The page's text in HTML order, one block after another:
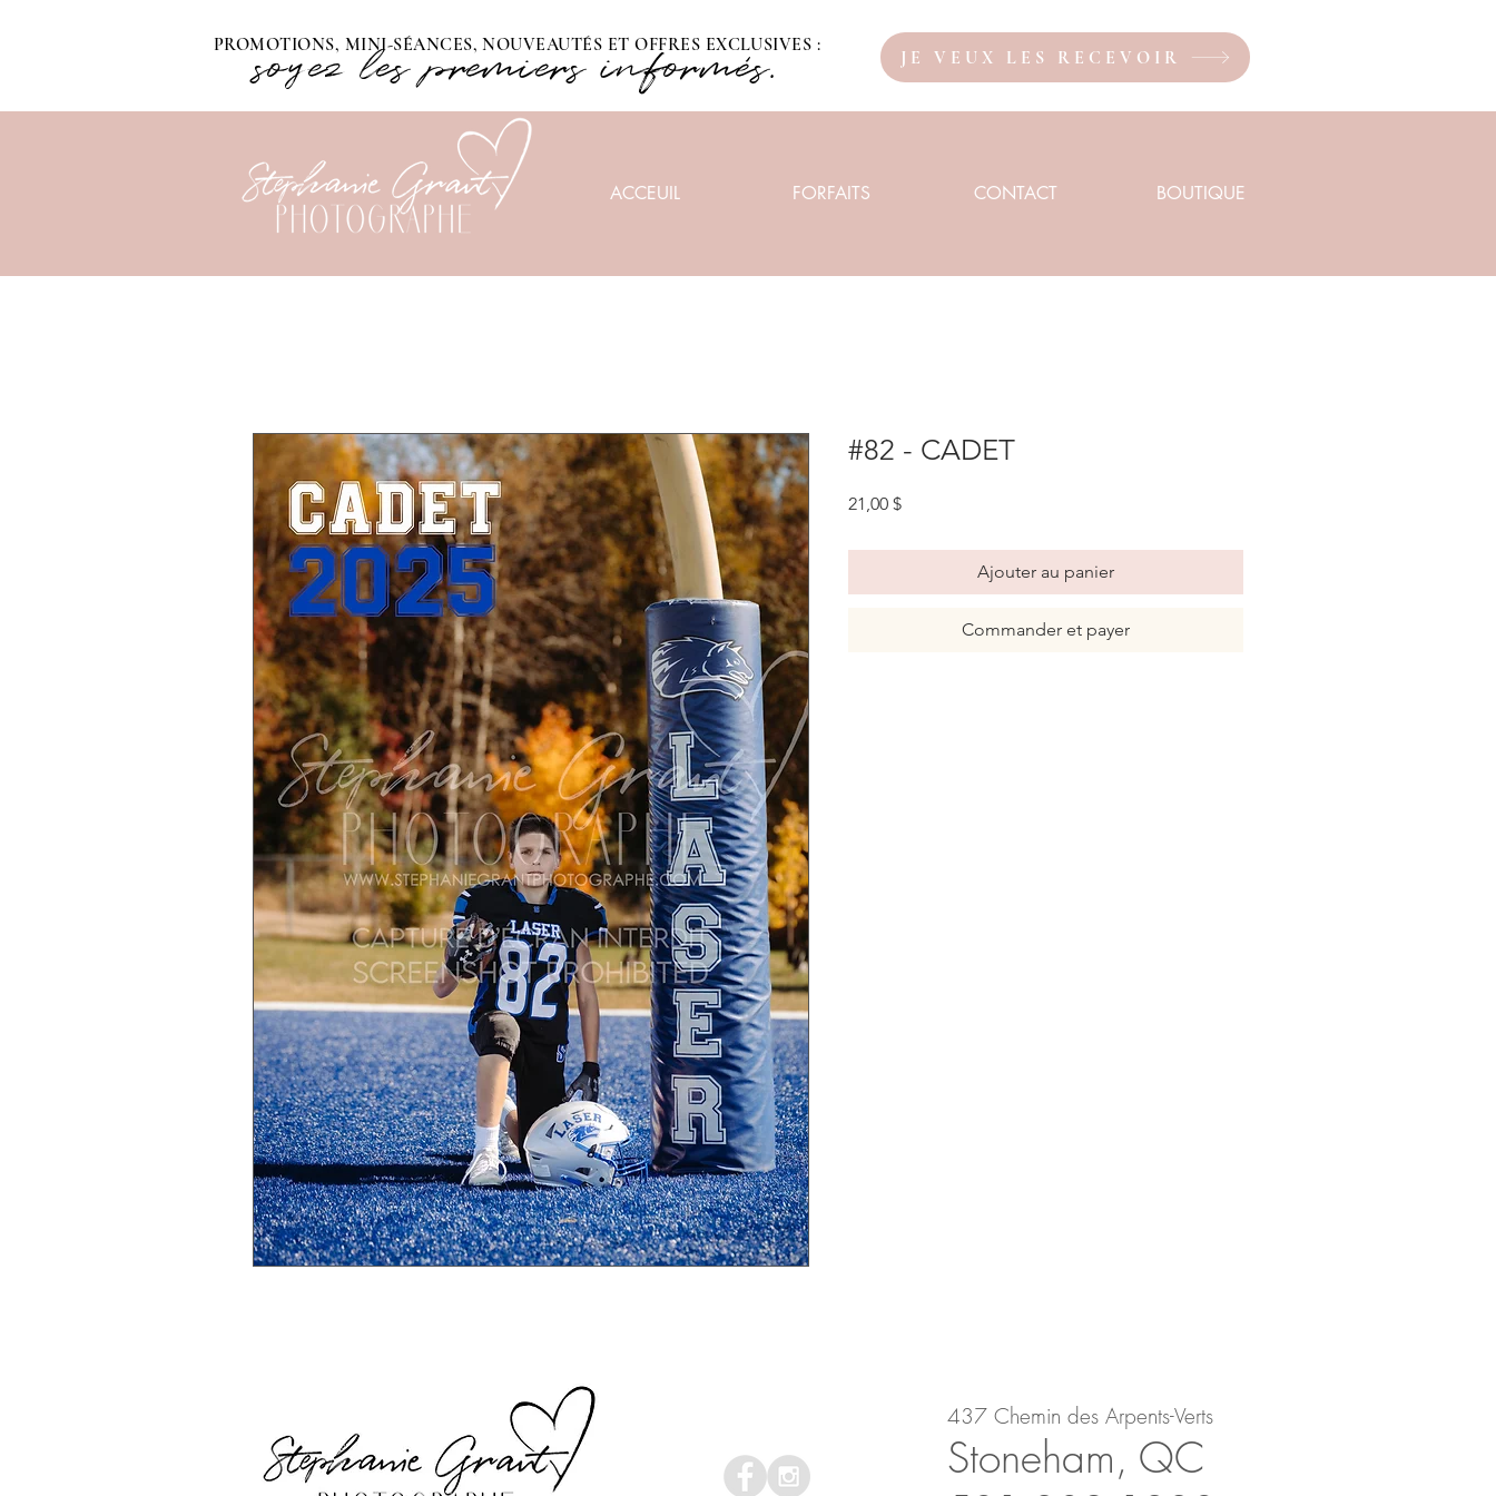
PROMOTIONS, MINI-SÉANCES, NOUVEAUTÉS ET OFFRES EXCLUSIVES :
JE VEUX LES RECEVOIR
soyez les premiers informés.
ACCEUIL FORFAITS CONTACT BOUTIQUE
#82 - CADET
21,00 $Prix
Ajouter au panier
Commander et payer
437 Chemin des Arpents-Verts
Stoneham, QC